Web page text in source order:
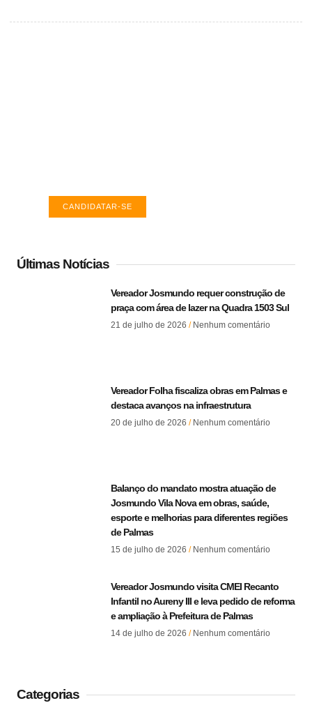
CANDIDATAR-SE
Últimas Notícias
Vereador Josmundo requer construção de
praça com área de lazer na Quadra 1503 Sul
21 de julho de 2026 Nenhum comentário
Vereador Folha fiscaliza obras em Palmas e
destaca avanços na infraestrutura
20 de julho de 2026 Nenhum comentário
Balanço do mandato mostra atuação de
Josmundo Vila Nova em obras, saúde,
esporte e melhorias para diferentes regiões
de Palmas
15 de julho de 2026 Nenhum comentário
Vereador Josmundo visita CMEI Recanto
Infantil no Aureny III e leva pedido de reforma
e ampliação à Prefeitura de Palmas
14 de julho de 2026 Nenhum comentário
Categorias